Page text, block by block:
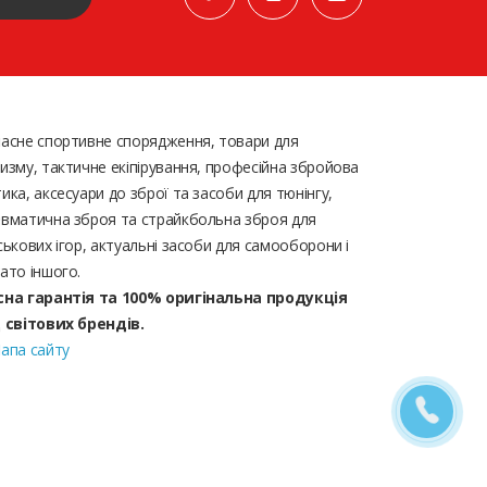
спортивне спорядження, товари для
тактичне екіпірування, професійна збройова
аксесуари до зброї та засоби для тюнінгу,
зброя та страйкбольна зброя для
ігор, актуальні засоби для самооборони і
іншого.
гарантія та 100% оригінальна продукція
світових брендів.
сайту